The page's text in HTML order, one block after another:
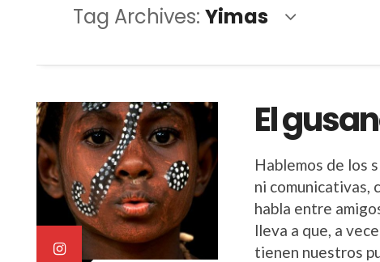
Tag Archives: Yimas
El
Hablemos de los
ni comunicativas,
habla entre
lleva a que, a
tienen nuestros